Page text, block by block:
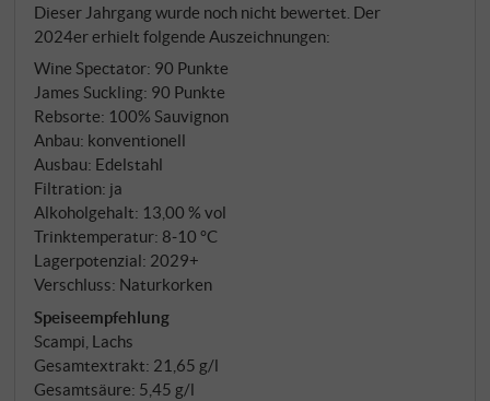
Holunderblüte, weiße Johannisbeere, Stachelbeere
und ein Hauch von Salbei. Am Gaumen saftig, mit
eleganter Säure, straffer Textur und einem
animierend fruchtig-würzigen Ausklang. Ein
typischer, aber nie aufdringlicher Sauvignon –
präzise, trinkfreudig und voller Friaul-Spirit und
eindeutiger Handschrift. SUPERIORE.DE
Dieser Jahrgang wurde noch nicht bewertet. Der
2024er erhielt folgende Auszeichnungen:
Wine Spectator: 90 Punkte
James Suckling: 90 Punkte
Rebsorte: 100% Sauvignon
Anbau: konventionell
Ausbau: Edelstahl
Filtration: ja
Alkoholgehalt: 13,00 % vol
Trinktemperatur: 8‑10 °C
Lagerpotenzial: 2029+
Verschluss: Naturkorken
Speiseempfehlung
Scampi, Lachs
Gesamtextrakt: 21,65 g/l
Gesamtsäure: 5,45 g/l